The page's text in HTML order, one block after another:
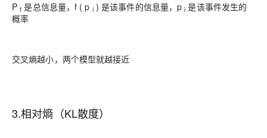
Pf 是总信息量，f ( p i) 是该事件的信息量，pi 是该事件发生的
概率
交叉熵越小，两个模型就越接近
3.相对熵（KL散度）